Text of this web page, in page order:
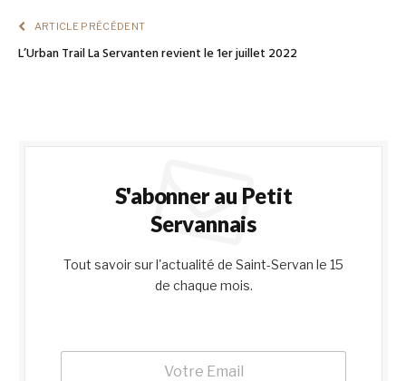
ARTICLE PRÉCÉDENT
L’Urban Trail La Servanten revient le 1er juillet 2022
S'abonner au Petit
Servannais
Tout savoir sur l'actualité de Saint-Servan le 15
de chaque mois.
m